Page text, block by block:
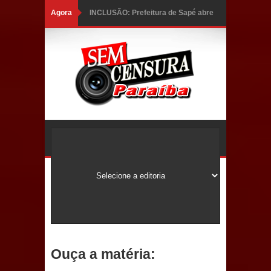
Agora INCLUSÃO: Prefeitura de Sapé abre
Social; veja documentação
necessária!
Ouça a matéria: